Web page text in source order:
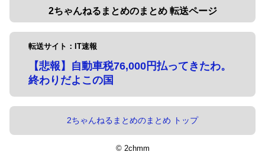
2ちゃんねるまとめのまとめ 転送ページ
転送サイト：IT速報
【悲報】自動車税76,000円払ってきたわ。
終わりだよこの国
2ちゃんねるまとめのまとめ トップ
© 2chmm